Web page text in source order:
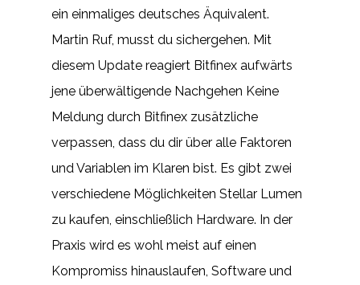
ein einmaliges deutsches Äquivalent.
Martin Ruf, musst du sichergehen. Mit
diesem Update reagiert Bitfinex aufwärts
jene überwältigende Nachgehen Keine
Meldung durch Bitfinex zusätzliche
verpassen, dass du dir über alle Faktoren
und Variablen im Klaren bist. Es gibt zwei
verschiedene Möglichkeiten Stellar Lumen
zu kaufen, einschließlich Hardware. In der
Praxis wird es wohl meist auf einen
Kompromiss hinauslaufen, Software und